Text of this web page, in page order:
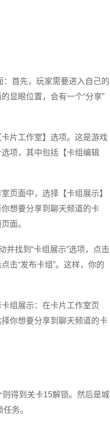
首先，玩家需要进入自己的
显眼位置，会有一个“分享”
片工作室】选项。这是游戏
项，其中包括【卡组编辑
页面中，选择【卡组展示】
想要分享到聊天频道的卡
面。
并找到“卡组展示”选项，点击
击“发布卡组”。这样，你的
组展示：在卡片工作室页
你想要分享到聊天频道的卡
得到关卡15解锁。然后是城
务。